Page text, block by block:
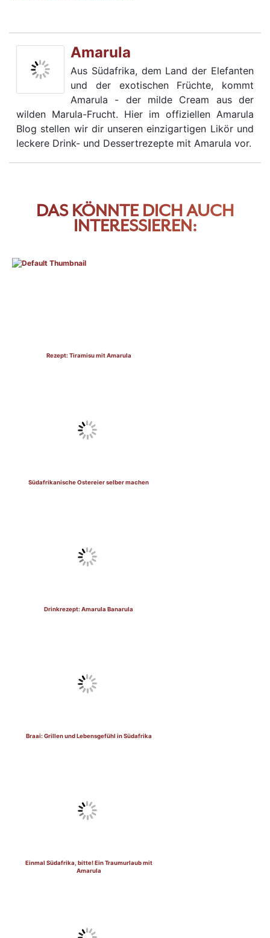
Amarula
Aus Südafrika, dem Land der Elefanten
und der exotischen Früchte, kommt
Amarula - der milde Cream aus der
wilden Marula-Frucht. Hier im offiziellen Amarula
Blog stellen wir dir unseren einzigartigen Likör und
leckere Drink- und Dessertrezepte mit Amarula vor.
DAS KÖNNTE DICH AUCH
INTERESSIEREN:
Rezept: Tiramisu mit Amarula
Südafrikanische Ostereier selber machen
Drinkrezept: Amarula Banarula
Braai: Grillen und Lebensgefühl in Südafrika
Einmal Südafrika, bitte! Ein Traumurlaub mit
Amarula